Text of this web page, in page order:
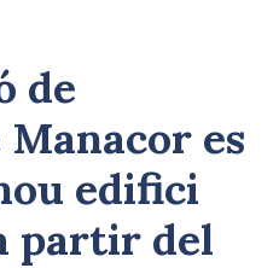
de
Manacor es
edifici
partir del